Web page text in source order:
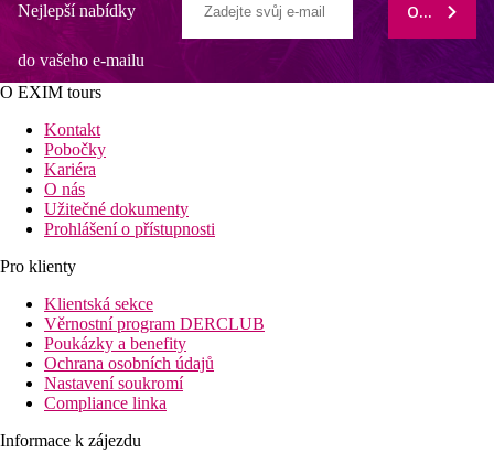
Nejlepší nabídky
do vašeho e-mailu
ODEBÍRAT
O EXIM tours
Kontakt
Pobočky
Kariéra
O nás
Užitečné dokumenty
Prohlášení o přístupnosti
Pro klienty
Klientská sekce
Věrnostní program DERCLUB
Poukázky a benefity
Ochrana osobních údajů
Nastavení soukromí
Compliance linka
Informace k zájezdu